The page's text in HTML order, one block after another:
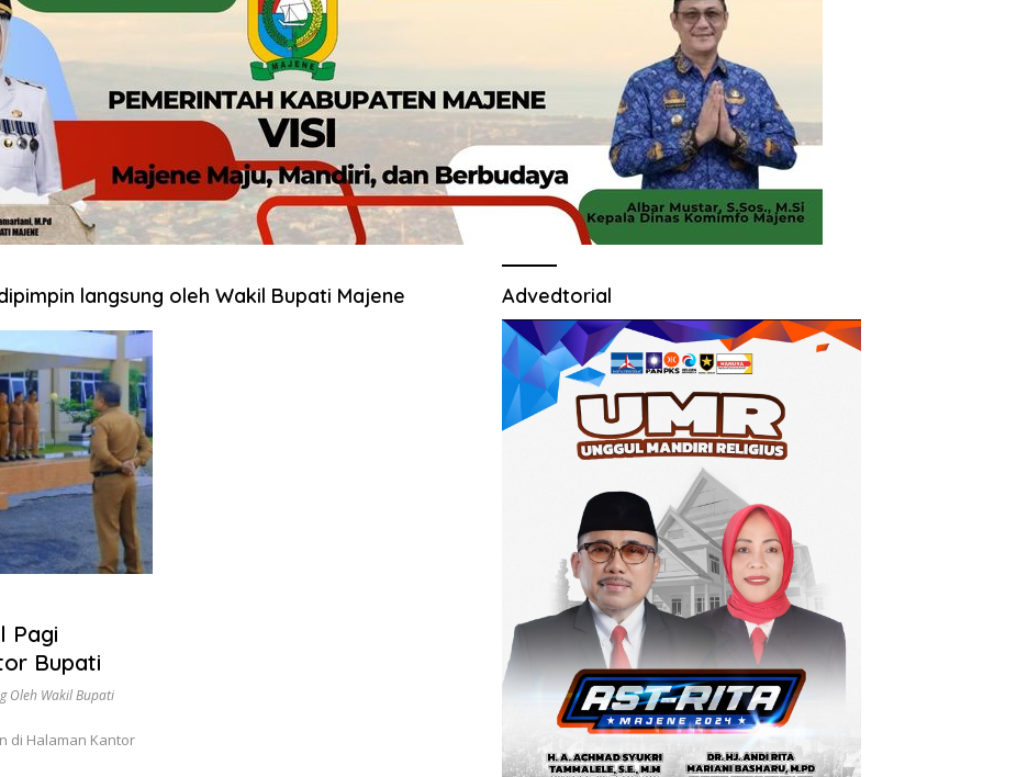
langsung oleh Wakil Bupati Majene
Pagi
Bupati
Oleh Wakil Bupati
di Halaman Kantor
Advedtorial